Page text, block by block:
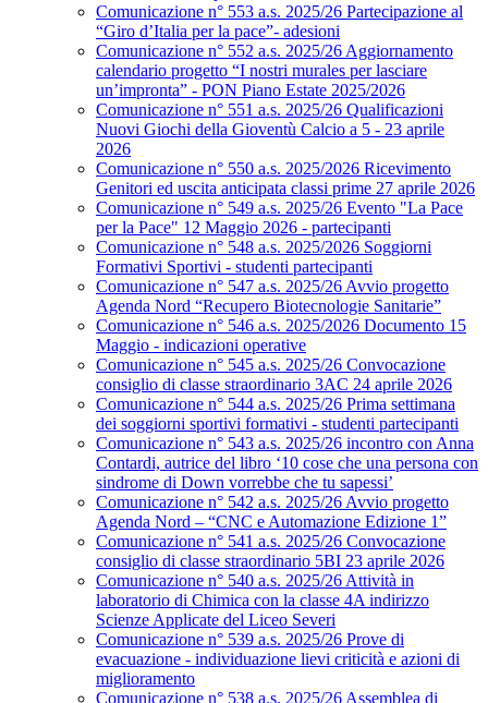
Comunicazione n° 553 a.s. 2025/26 Partecipazione al
“Giro d’Italia per la pace”- adesioni
Comunicazione n° 552 a.s. 2025/26 Aggiornamento
calendario progetto “I nostri murales per lasciare
un’impronta” - PON Piano Estate 2025/2026
Comunicazione n° 551 a.s. 2025/26 Qualificazioni
Nuovi Giochi della Gioventù Calcio a 5 - 23 aprile
2026
Comunicazione n° 550 a.s. 2025/2026 Ricevimento
Genitori ed uscita anticipata classi prime 27 aprile 2026
Comunicazione n° 549 a.s. 2025/26 Evento "La Pace
per la Pace" 12 Maggio 2026 - partecipanti
Comunicazione n° 548 a.s. 2025/2026 Soggiorni
Formativi Sportivi - studenti partecipanti
Comunicazione n° 547 a.s. 2025/26 Avvio progetto
Agenda Nord “Recupero Biotecnologie Sanitarie”
Comunicazione n° 546 a.s. 2025/2026 Documento 15
Maggio - indicazioni operative
Comunicazione n° 545 a.s. 2025/26 Convocazione
consiglio di classe straordinario 3AC 24 aprile 2026
Comunicazione n° 544 a.s. 2025/26 Prima settimana
dei soggiorni sportivi formativi - studenti partecipanti
Comunicazione n° 543 a.s. 2025/26 incontro con Anna
Contardi, autrice del libro ‘10 cose che una persona con
sindrome di Down vorrebbe che tu sapessi’
Comunicazione n° 542 a.s. 2025/26 Avvio progetto
Agenda Nord – “CNC e Automazione Edizione 1”
Comunicazione n° 541 a.s. 2025/26 Convocazione
consiglio di classe straordinario 5BI 23 aprile 2026
Comunicazione n° 540 a.s. 2025/26 Attività in
laboratorio di Chimica con la classe 4A indirizzo
Scienze Applicate del Liceo Severi
Comunicazione n° 539 a.s. 2025/26 Prove di
evacuazione - individuazione lievi criticità e azioni di
miglioramento
Comunicazione n° 538 a.s. 2025/26 Assemblea di